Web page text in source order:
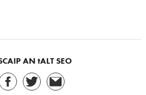
AN tALT SEO